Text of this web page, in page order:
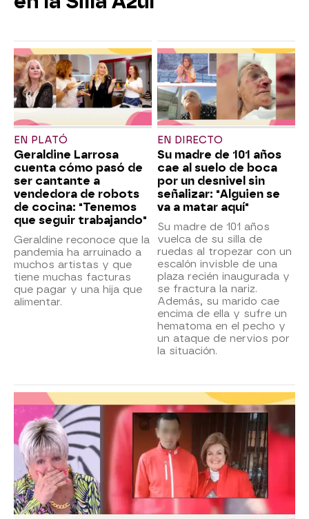
EN PLATÓ
Geraldine Larrosa
cuenta cómo pasó de
ser cantante a
vendedora de robots
de cocina: "Tenemos
que seguir trabajando"
Geraldine reconoce que la
pandemia ha arruinado a
muchos artistas y que
tiene muchas facturas
que pagar y una hija que
alimentar.
EN DIRECTO
Su madre de 101 años
cae al suelo de boca
por un desnivel sin
señalizar: "Alguien se
va a matar aquí"
Su madre de 101 años
vuelca de su silla de
ruedas al tropezar con un
escalón invisble de una
plaza recién inaugurada y
se fractura la nariz.
Además, su marido cae
encima de ella y sufre un
hematoma en el pecho y
un ataque de nervios por
la situación.